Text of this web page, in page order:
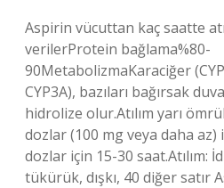
Aspirin vücuttan kaç saatte
verilerProtein bağlama%80-
90MetabolizmaKaraciğer
CYP3A), bazıları bağırsak
hidrolize olur.Atılım yarı
dozlar (100 mg veya daha
dozlar için 15-30 saat.Atılım:
tükürük, dışkı, 40 diğer satır